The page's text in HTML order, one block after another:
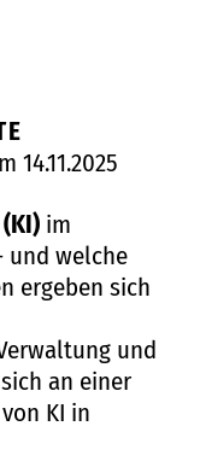
14.11.2025
im
und welche
ergeben sich
und
an einer
KI in